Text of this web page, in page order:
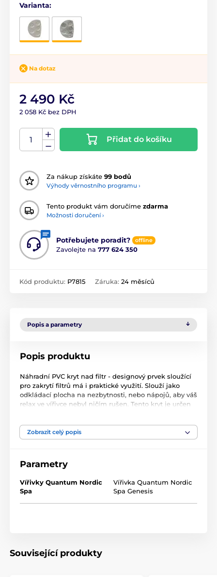
Varianta:
Na dotaz
2 490 Kč
2 058 Kč bez DPH
Přidat do košíku
Za nákup získáte 99 bodů
Výhody věrnostního programu ›
Tento produkt vám doručíme zdarma
Možnosti doručení ›
Potřebujete poradit? offline
Zavolejte na 777 624 350
Kód produktu: P7815 Záruka: 24 měsíců
Popis a parametry
Popis produktu
Náhradní PVC kryt nad filtr - designový prvek sloužící
pro zakrytí filtrů má i praktické využití. Slouží jako
odkládací plocha na nezbytnosti, nebo nápojů, aby váš
relax ve vířivce nebyl ničím rušen. Tento kryt je určen
Zobrazit celý popis
Parametry
Vířivky Quantum Nordic
Spa
Vířivka Quantum Nordic
Spa Genesis
Související produkty